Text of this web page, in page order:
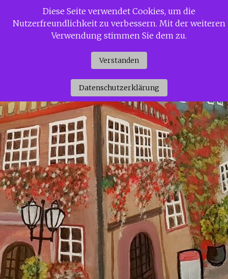
InhaltSiggi Gerdaus Welt
Diese Seite verwendet Cookies, um die
Nutzerfreundlichkeit zu verbessern. Mit der weiteren
Verwendung stimmen Sie dem zu.
Verstanden
Datenschutzerklärung